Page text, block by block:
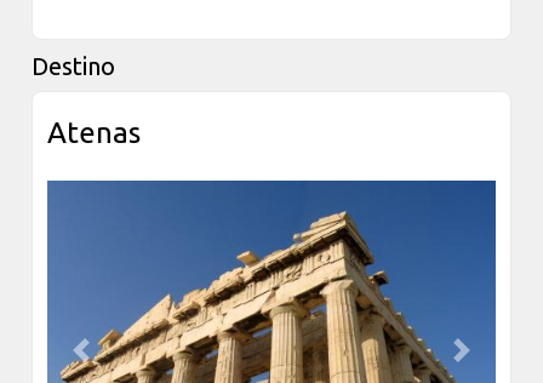
Destino
Atenas
Previous Next